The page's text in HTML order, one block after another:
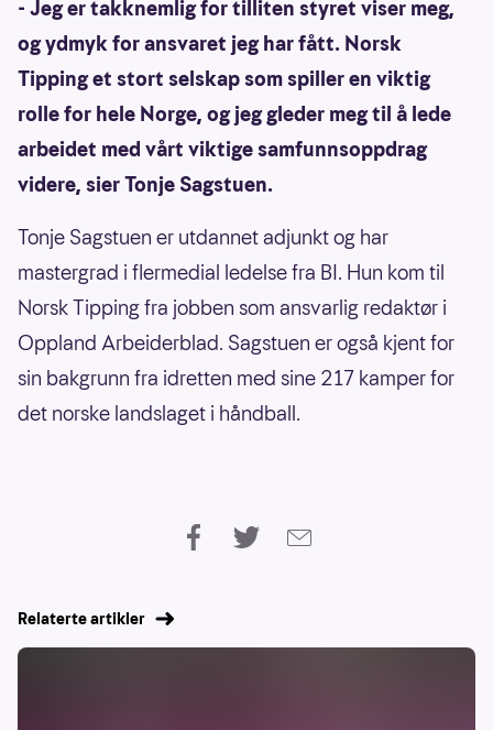
- Jeg er takknemlig for tilliten styret viser meg,
og ydmyk for ansvaret jeg har fått. Norsk
Tipping et stort selskap som spiller en viktig
rolle for hele Norge, og jeg gleder meg til å lede
arbeidet med vårt viktige samfunnsoppdrag
videre, sier Tonje Sagstuen.
Tonje Sagstuen er utdannet adjunkt og har
mastergrad i flermedial ledelse fra BI. Hun kom til
Norsk Tipping fra jobben som ansvarlig redaktør i
Oppland Arbeiderblad. Sagstuen er også kjent for
sin bakgrunn fra idretten med sine 217 kamper for
det norske landslaget i håndball.
Relaterte artikler